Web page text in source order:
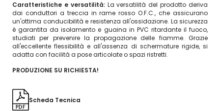
Caratteristiche e versatilità: La versatilità del prodotto deriva
dai conduttori a treccia in rame rosso O.F.C., che assicurano
un'ottima conducibilità e resistenza all'ossidazione. La sicurezza
è garantita da isolamento e guaina in PVC ritardante il fuoco,
studiati per prevenire la propagazione delle fiamme. Grazie
all'eccellente flessibilità e all'assenza di schermature rigide, si
adatta con facilità a pose articolate o spazi ristretti.
PRODUZIONE SU RICHIESTA!
Scheda Tecnica